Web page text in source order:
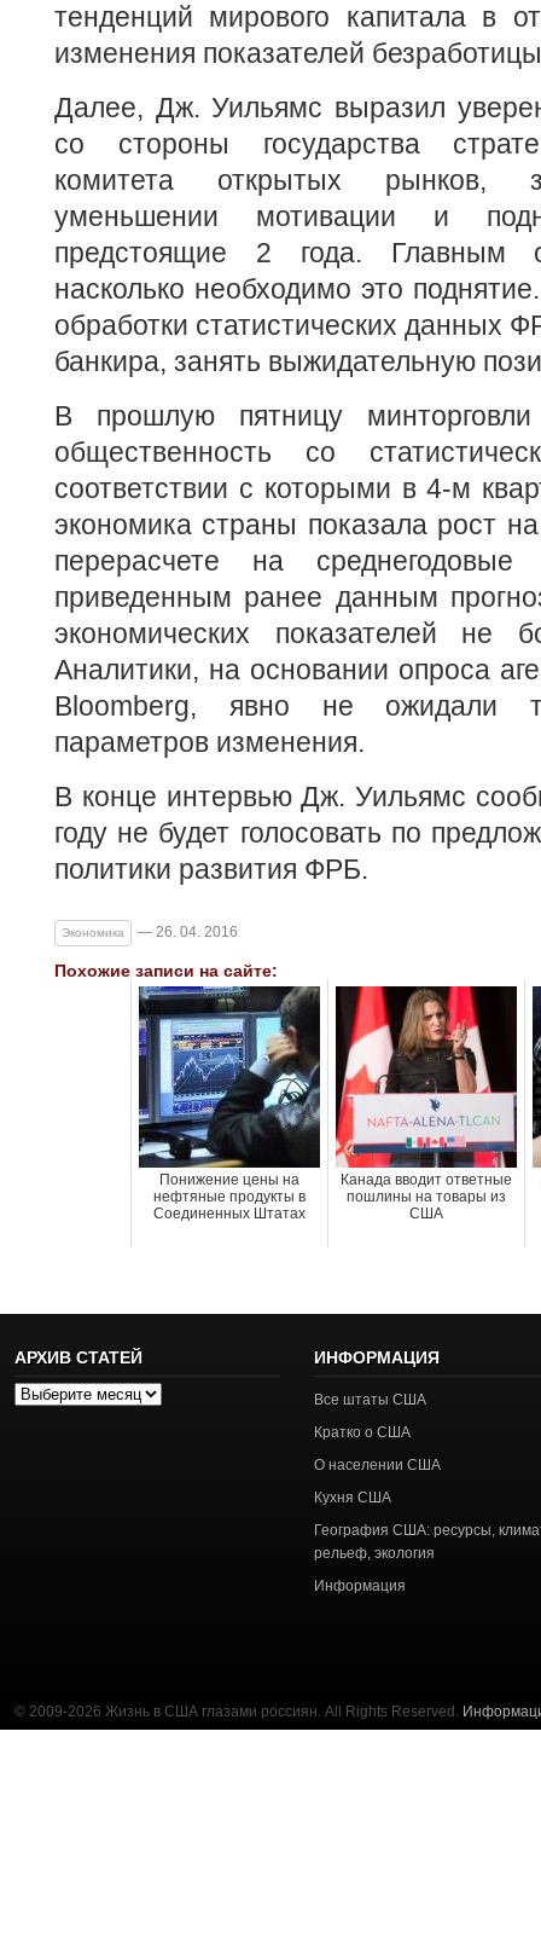
тенденций мирового капитала в
изменения показателей
Далее, Дж. Уильямс выразил
со стороны государства
комитета открытых рынков,
уменьшении мотивации и
предстоящие 2 года. Главным
насколько необходимо это
обработки статистических данных
банкира, занять выжидательную
В прошлую пятницу
общественность со
соответствии с которыми в 4-м
экономика страны показала рост
перерасчете на
приведенным ранее данным
экономических показателей
Аналитики, на основании опроса
Bloomberg, явно не ожидали
параметров изменения.
В конце интервью Дж. Уильямс
году не будет голосовать по
политики развития ФРБ.
Экономика — 26. 04. 2016
Похожие записи на сайте:
Понижение цены на
нефтяные продукты в
Соединенных Штатах
Канада вводит ответные
пошлины на товары из
США
АРХИВ СТАТЕЙ
Архив
ИНФОРМАЦИЯ
Все штаты США
Кратко о США
О населении США
Кухня США
География США: ресурсы,
рельеф, экология
Информация
© 2009-2026 Жизнь в США глазами россиян. All Rights Reserved.